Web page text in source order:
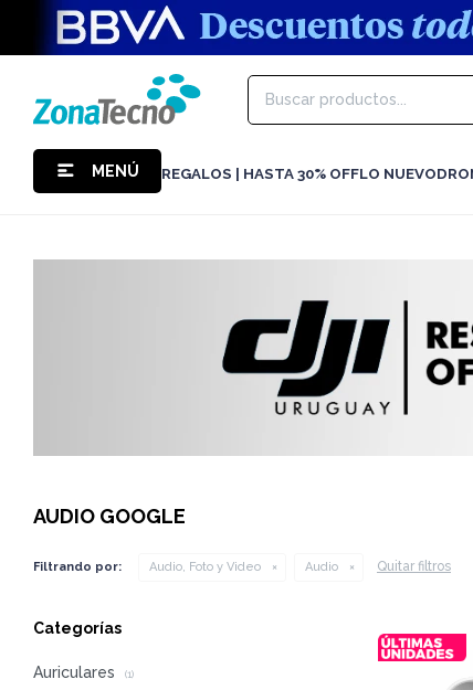
MENÚ REGALOS | HASTA 30% OFFLO NUEVO
AUDIO GOOGLE
Filtrando por: Audio, Foto y Video Audio Quitar filtros
Categorías
Auriculares (1)